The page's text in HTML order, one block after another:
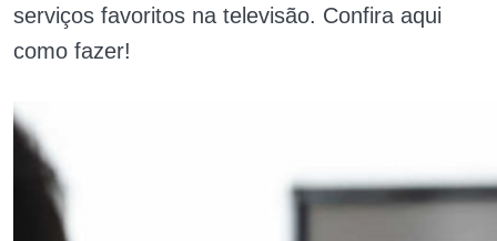
serviços favoritos na televisão. Confira aqui
como fazer!